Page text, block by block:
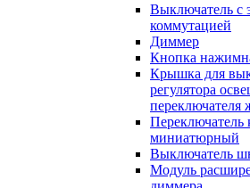
Выключатель с
коммутацией
Диммер
Кнопка
Крышка для
регулятора
переключателя
миниатюрный
Выключатель
Модуль